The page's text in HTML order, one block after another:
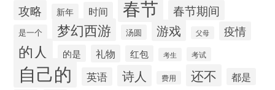
攻略 新年 时间 春节 春节期间
是一个 梦幻西游 汤圆 游戏 父母 疫情
的人 的是 礼物 红包 考生 考试
自己的 英语 诗人 费用 还不 都是